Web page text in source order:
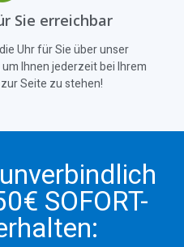
Sie erreichbar
Uhr für Sie über unser
Ihnen jederzeit bei Ihrem
Seite zu stehen!
SOFORT-